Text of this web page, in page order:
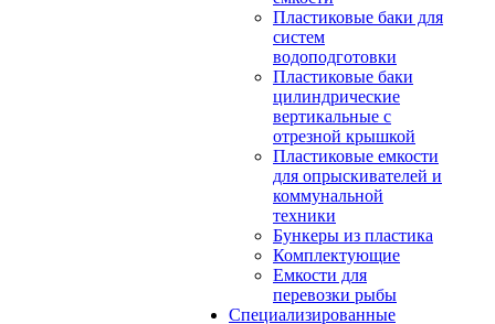
Пластиковые баки для
систем
водоподготовки
Пластиковые баки
цилиндрические
вертикальные с
отрезной крышкой
Пластиковые емкости
для опрыскивателей и
коммунальной
техники
Бункеры из пластика
Комплектующие
Емкости для
перевозки рыбы
Специализированные